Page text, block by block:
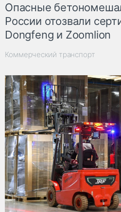
Опасные
России отозвали
Dongfeng и Zoomlion
Коммерческий транспорт